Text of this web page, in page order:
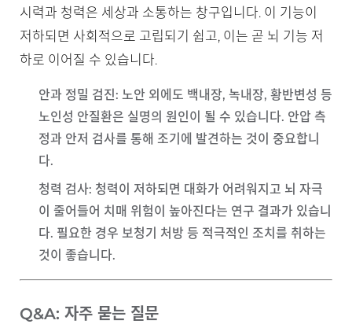
시력과 청력은 세상과 소통하는 창구입니다. 이 기능이
저하되면 사회적으로 고립되기 쉽고, 이는 곧 뇌 기능 저
하로 이어질 수 있습니다.
안과 정밀 검진: 노안 외에도 백내장, 녹내장, 황반변성 등
노인성 안질환은 실명의 원인이 될 수 있습니다. 안압 측
정과 안저 검사를 통해 조기에 발견하는 것이 중요합니
다.
청력 검사: 청력이 저하되면 대화가 어려워지고 뇌 자극
이 줄어들어 치매 위험이 높아진다는 연구 결과가 있습니
다. 필요한 경우 보청기 처방 등 적극적인 조치를 취하는
것이 좋습니다.
Q&A: 자주 묻는 질문